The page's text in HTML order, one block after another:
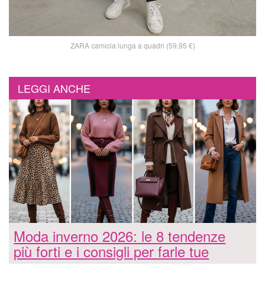
ZARA camicia lunga a quadri (59,95 €)
LEGGI ANCHE
Moda inverno 2026: le 8 tendenze
più forti e i consigli per farle tue